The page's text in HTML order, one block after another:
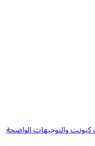
والتوجيهات الواضحة